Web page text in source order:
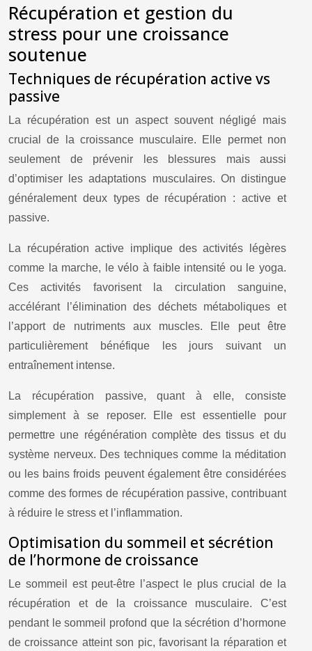
Récupération et gestion du
stress pour une croissance
soutenue
Techniques de récupération active vs
passive
La récupération est un aspect souvent négligé mais
crucial de la croissance musculaire. Elle permet non
seulement de prévenir les blessures mais aussi
d’optimiser les adaptations musculaires. On distingue
généralement deux types de récupération : active et
passive.
La récupération active implique des activités légères
comme la marche, le vélo à faible intensité ou le yoga.
Ces activités favorisent la circulation sanguine,
accélérant l’élimination des déchets métaboliques et
l’apport de nutriments aux muscles. Elle peut être
particulièrement bénéfique les jours suivant un
entraînement intense.
La récupération passive, quant à elle, consiste
simplement à se reposer. Elle est essentielle pour
permettre une régénération complète des tissus et du
système nerveux. Des techniques comme la méditation
ou les bains froids peuvent également être considérées
comme des formes de récupération passive, contribuant
à réduire le stress et l’inflammation.
Optimisation du sommeil et sécrétion
de l’hormone de croissance
Le sommeil est peut-être l’aspect le plus crucial de la
récupération et de la croissance musculaire. C’est
pendant le sommeil profond que la sécrétion d’hormone
de croissance atteint son pic, favorisant la réparation et